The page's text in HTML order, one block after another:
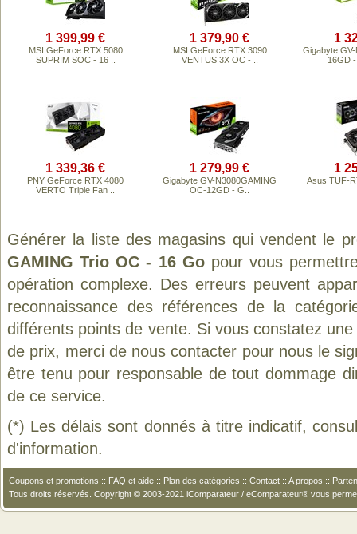
1 399,99 €
MSI GeForce RTX 5080
SUPRIM SOC - 16 ..
1 379,90 €
MSI GeForce RTX 3090
VENTUS 3X OC - ..
1
Gigabyte
16GD
1 339,36 €
PNY GeForce RTX 4080
VERTO Triple Fan ..
1 279,99 €
Gigabyte GV-N3080GAMING
OC-12GD - G..
1
Asus TUF-
Générer la liste des magasins qui vendent le
GAMING Trio OC - 16 Gopour vous
opération complexe. Des erreurs peuvent
reconnaissance des références de la
différents points de vente. Si vous constatez
de prix, merci de nous contacter pour nous le
être tenu pour responsable de tout dommage
de ce service.
(*) Les délais sont donnés à titre indicatif,
d'information.
Coupons et promotions :: FAQ et aide :: Plan des catégories :: Contact :: A propos ::
Tous droits réservés. Copyright © 2003-2021 iComparateur / eComparateur® vous